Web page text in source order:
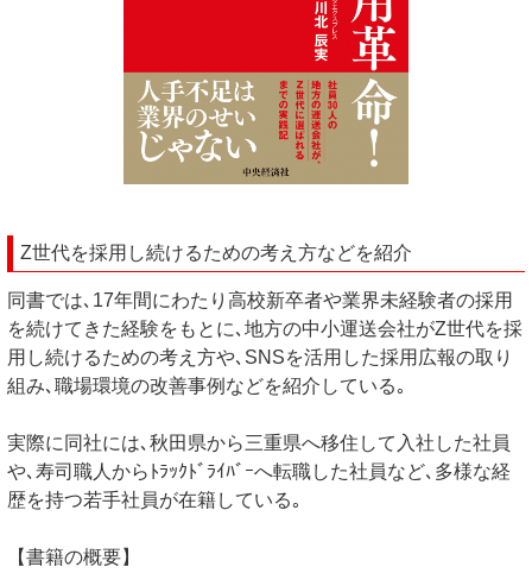
Z世代を採用し続けるための考え方などを紹介
同書では､17年間にわたり高校新卒者や業界未経験者の採用
を続けてきた経験をもとに､地方の中小運送会社がZ世代を採
用し続けるための考え方や､SNSを活用した採用広報の取り
組み､職場環境の改善事例などを紹介している｡
実際に同社には､秋田県から三重県へ移住して入社した社員
や､寿司職人からﾄﾗｯｸﾄﾞﾗｲﾊﾞｰへ転職した社員など､多様な経
歴を持つ若手社員が在籍している｡
【書籍の概要】